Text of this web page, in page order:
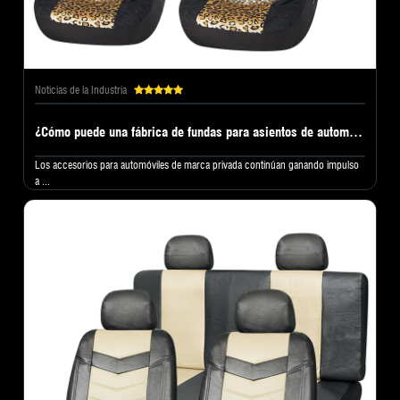
Noticias de la Industria
¿Cómo puede una fábrica de fundas para asientos de automóvil ayudarle a crear una marca privada exitosa?
Los accesorios para automóviles de marca privada continúan ganando impulso
a ...